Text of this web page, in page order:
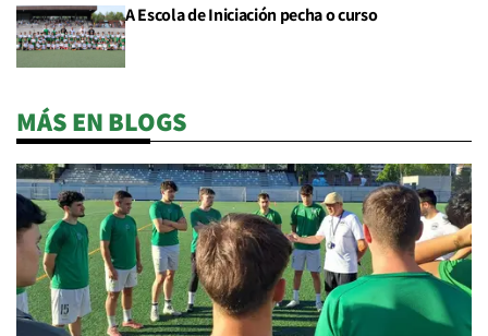
A Escola de Iniciación pecha o curso
MÁS EN BLOGS